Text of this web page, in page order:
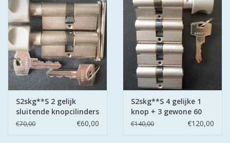
S2skg**S 2 gelijk
sluitende knopcilinders
60mm 30-30
€70,00 €60,00
S2skg**S 4 gelijke 1
knop + 3 gewone 60
mm 30-30
€140,00 €120,00